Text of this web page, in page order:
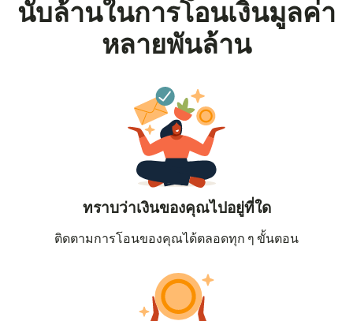
นับล้านในการโอนเงินมูลค่า
หลายพันล้าน
ทราบว่าเงินของคุณไปอยู่ที่ใด
ติดตามการโอนของคุณได้ตลอดทุก ๆ ขั้นตอน